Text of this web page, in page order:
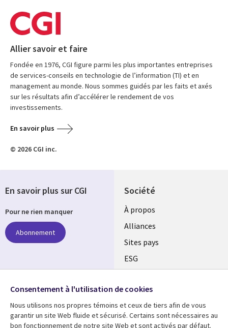
Allier savoir et faire
Fondée en 1976, CGI figure parmi les plus importantes entreprises
de services-conseils en technologie de l’information (TI) et en
management au monde. Nous sommes guidés par les faits et axés
sur les résultats afin d’accélérer le rendement de vos
investissements.
En savoir plus
© 2026 CGI inc.
Société
À propos
Alliances
Sites pays
ESG
Fusions
Salle de presse
En savoir plus sur CGI
Pour ne rien manquer
Abonnement
Suivez-nous
Social
Media
Consentement à l'utilisation de cookies
Nous utilisons nos propres témoins et ceux de tiers afin de vous
garantir un site Web fluide et sécurisé. Certains sont nécessaires au
bon fonctionnement de notre site Web et sont activés par défaut.